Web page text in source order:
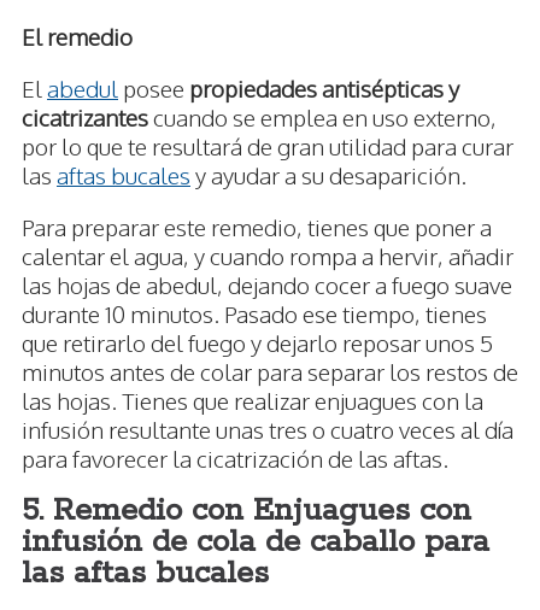
El remedio
El abedul posee propiedades antisépticas y
cicatrizantescuando se emplea en uso externo,
por lo que te resultará de gran utilidad para curar
las aftas bucales y ayudar a su desaparición.
Para preparar este remedio, tienes que poner a
calentar el agua, y cuando rompa a hervir, añadir
las hojas de abedul, dejando cocer a fuego suave
durante 10 minutos. Pasado ese tiempo, tienes
que retirarlo del fuego y dejarlo reposar unos 5
minutos antes de colar para separar los restos de
las hojas. Tienes que realizar enjuagues con la
infusión resultante unas tres o cuatro veces al día
para favorecer la cicatrización de las aftas.
5. Remedio con Enjuagues con
infusión de cola de caballo para
las aftas bucales